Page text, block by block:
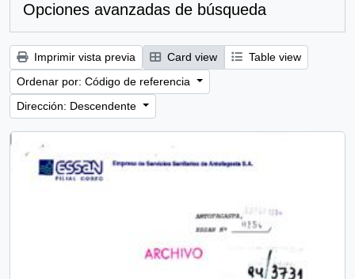
Opciones avanzadas de búsqueda
Imprimir vista previa Card view
Table view
Ordenar por: Código de referencia
Dirección: Descendente